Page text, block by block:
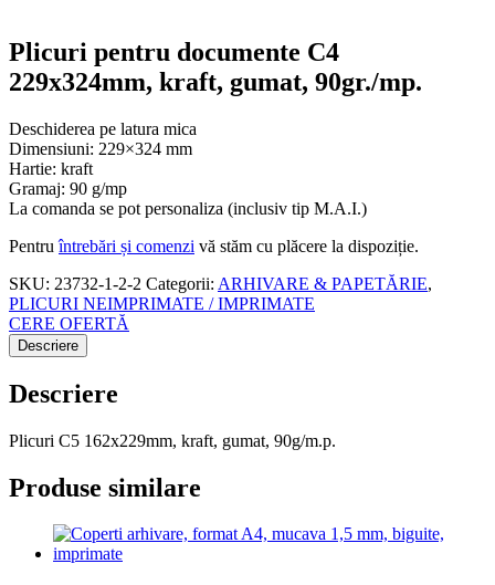
Plicuri pentru documente C4
229x324mm, kraft, gumat, 90gr./mp.
Deschiderea pe latura mica
Dimensiuni: 229×324 mm
Hartie: kraft
Gramaj: 90 g/mp
La comanda se pot personaliza (inclusiv tip M.A.I.)
Pentruîntrebări și comenzi vă stăm cu plăcere la dispoziție.
SKU: 23732-1-2-2 Categorii: ARHIVARE & PAPETĂRIE,
PLICURI NEIMPRIMATE / IMPRIMATE
CERE OFERTĂ
Descriere
Descriere
Plicuri C5 162x229mm, kraft, gumat, 90g/m.p.
Produse similare